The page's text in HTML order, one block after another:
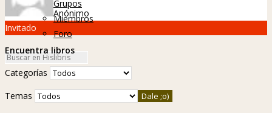
Grupos
Miembros
Foro
Anónimo
Invitado
Encuentra libros
Categorías
Temas